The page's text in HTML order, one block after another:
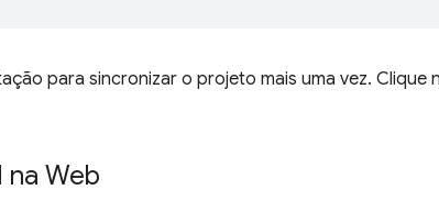
para sincronizar o projeto mais uma vez. Clique
Web